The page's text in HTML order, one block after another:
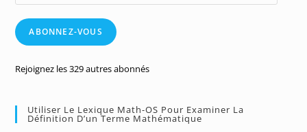
e-
mailABONNEZ-VOUS
Rejoignez les 329 autres abonnés
Utiliser Le Lexique Math-OS Pour Examiner La
Définition D’un Terme Mathématique